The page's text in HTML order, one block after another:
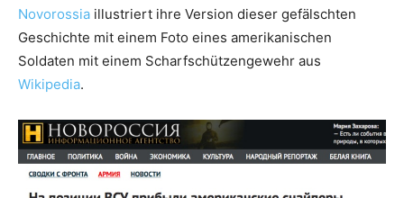
Novorossia illustriert ihre Version dieser gefälschten
Geschichte mit einem Foto eines amerikanischen
Soldaten mit einem Scharfschützengewehr aus
Wikipedia.